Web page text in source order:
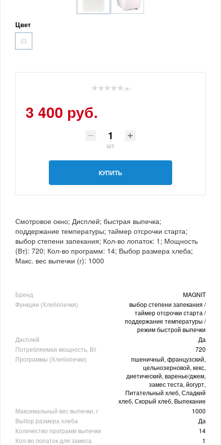
Цвет
( 0 )
3 400 руб.
шт
КУПИТЬ
Смотровое окно; Дисплей; быстрая выпечка;
поддержание температуры; таймер отсрочки старта;
выбор степени запекания; Кол-во лопаток: 1; Мощность
(Вт): 720; Кол-во программ: 14; Выбор размера хлеба;
Макс. вес выпечки (г): 1000
Бренд
MAGNIT
Функции (Хлебопечки)
выбор степени запекания /
таймер отсрочки старта /
поддержание температуры /
режим быстрой выпечки
Дисплей
Да
Потребляемая мощность, Вт
720
Программы (Хлебопечки)
пшеничный, французский,
цельнозерновой, кекс,
диетический, варенье/джем,
замес теста, йогурт,
Питательный хлеб, Сладкий
хлеб, Скорый хлеб, Выпекание
Максимальный вес выпечки, г
1000
Выбор размера хлеба
Да
Количество программ выпечки
14
Кол-во лопаток для замеса
1